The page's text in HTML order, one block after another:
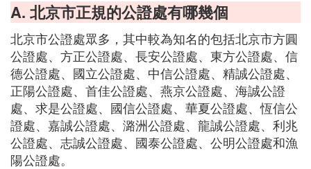
A. 北京市正規的公證處有哪幾個
北京市公證處眾多，其中較為知名的包括北京市方圓
公證處、方正公證處、長安公證處、東方公證處、信
德公證處、國立公證處、中信公證處、精誠公證處、
正陽公證處、首佳公證處、燕京公證處、海誠公證
處、求是公證處、國信公證處、華夏公證處、恆信公
證處、嘉誠公證處、潞洲公證處、龍誠公證處、利兆
公證處、志誠公證處、國泰公證處、公明公證處和漁
陽公證處。